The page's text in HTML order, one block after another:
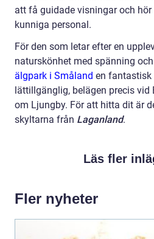
att få guidade visningar och
kunniga personal.
För den som letar efter en
naturskönhet med spänning
älgpark i Småland en fantastisk
lättillgänglig, belägen precis vid
om Ljungby. För att hitta dit är
skyltarna från Laganland.
Läs fler
Fler nyheter